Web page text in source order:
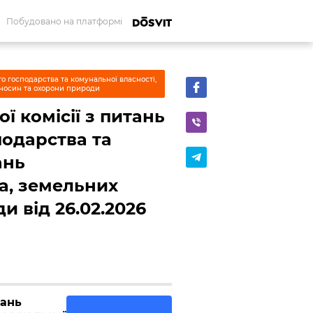
Побудовано на платформі
господарства та комунальної власності,
та охорони природи
комісії з питань
та
земельних
від 26.02.2026